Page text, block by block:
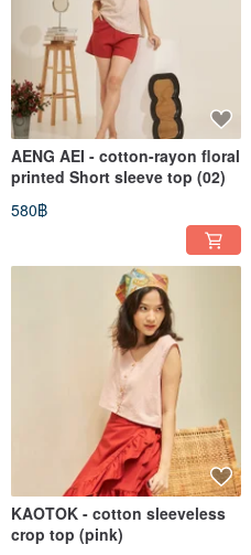
AENG AEI - cotton-rayon floral
printed Short sleeve top (02)
580฿
KAOTOK - cotton sleeveless
crop top (pink)